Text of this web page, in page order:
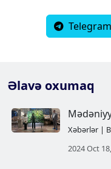
Əlavə oxumaq